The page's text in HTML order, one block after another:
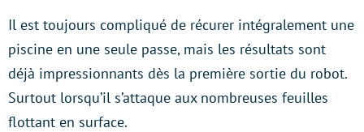
Il est toujours compliqué de récurer intégralement une
piscine en une seule passe, mais les résultats sont
déjà impressionnants dès la première sortie du robot.
Surtout lorsqu’il s’attaque aux nombreuses feuilles
flottant en surface.